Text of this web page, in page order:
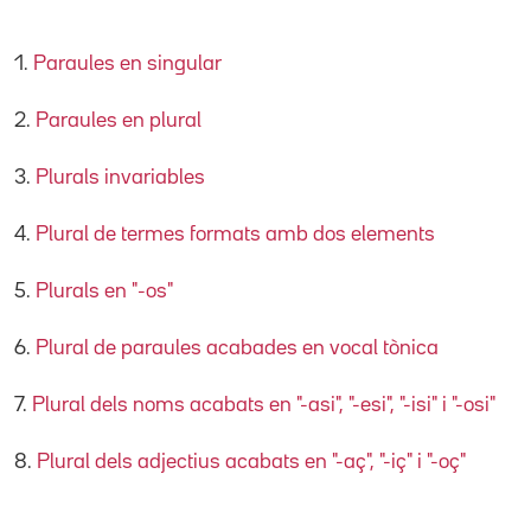
1. Paraules en singular
2. Paraules en plural
3. Plurals invariables
4. Plural de termes formats amb dos elements
5. Plurals en "-os"
6. Plural de paraules acabades en vocal tònica
7. Plural dels noms acabats en "-asi", "-esi", "-isi" i "-osi"
8. Plural dels adjectius acabats en "-aç", "-iç" i "-oç"